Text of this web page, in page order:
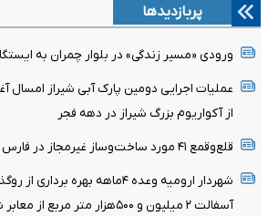
پربازدیدها
ورودی «مسیر زندگی» در بلوار چمران به
عملیات اجرایی دومین پارک آبی شیراز امسال
از آکواریوم بزرگ شیراز در دهه فجر
قلع‌وقمع ۴۱ مورد ساخت‌وساز غیرمجاز در فارس
شهردار ارومیه وعده ۴ماهه بهره
آسفالت ۲ میلیون و ۵۰۰هزار متر مربع از معابر شهری